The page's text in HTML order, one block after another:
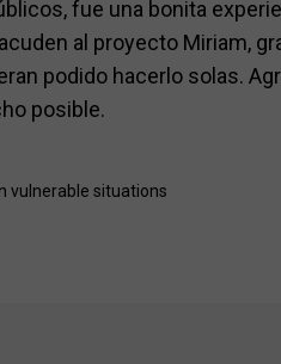
fue una bonita
al proyecto Miriam,
podido hacerlo solas.
posible.
vulnerable situations